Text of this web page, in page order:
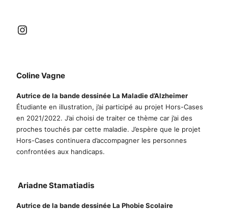
Instagram
Coline Vagne
Autrice de la bande dessinée La Maladie d’Alzheimer
Étudiante en illustration, j’ai participé au projet Hors-Cases
en 2021/2022. J’ai choisi de traiter ce thème car j’ai des
proches touchés par cette maladie. J’espère que le projet
Hors-Cases continuera d’accompagner les personnes
confrontées aux handicaps.
Ariadne Stamatiadis
Autrice de la bande dessinée La Phobie Scolaire